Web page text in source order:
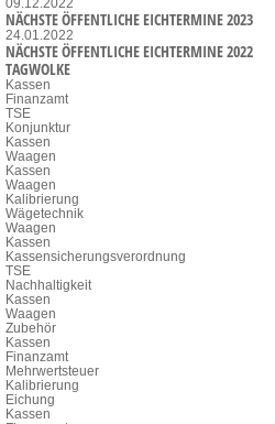
09.12.2022
NÄCHSTE ÖFFENTLICHE EICHTERMINE 2023
24.01.2022
NÄCHSTE ÖFFENTLICHE EICHTERMINE 2022
TAGWOLKE
Kassen
Finanzamt
TSE
Konjunktur
Kassen
Waagen
Kassen
Waagen
Kalibrierung
Wägetechnik
Waagen
Kassen
Kassensicherungsverordnung
TSE
Nachhaltigkeit
Kassen
Waagen
Zubehör
Kassen
Finanzamt
Mehrwertsteuer
Kalibrierung
Eichung
Kassen